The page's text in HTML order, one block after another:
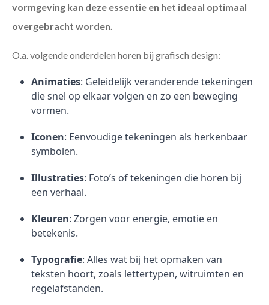
vormgeving kan deze essentie en het ideaal optimaal
overgebracht worden.
O.a. volgende onderdelen horen bij grafisch design:
Animaties: Geleidelijk veranderende tekeningen
die snel op elkaar volgen en zo een beweging
vormen.
Iconen: Eenvoudige tekeningen als herkenbaar
symbolen.
Illustraties: Foto’s of tekeningen die horen bij
een verhaal.
Kleuren: Zorgen voor energie, emotie en
betekenis.
Typografie: Alles wat bij het opmaken van
teksten hoort, zoals lettertypen, witruimten en
regelafstanden.